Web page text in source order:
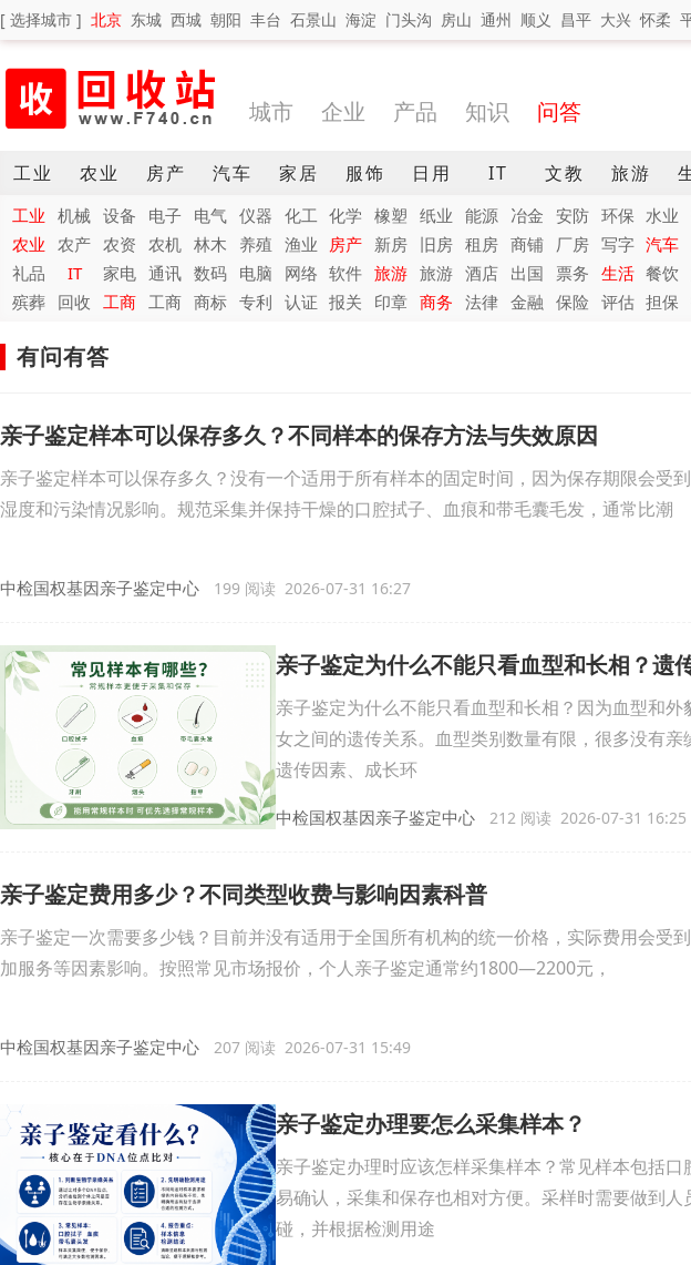
[ 选择城市 ] 北京 东城 西城 朝阳 丰台 石景山 海淀 门头沟 房山 通州 顺义 昌平 大兴 怀柔
城市 企业 产品 知识 问答
工业 农业 房产 汽车 家居 服饰 日用 IT 文教 旅游
工业 机械 设备 电子 电气 仪器 化工 化学 橡塑 纸业 能源 冶金 安防 环保 水业
农业
农产 农资 农机 林木 养殖 渔业 房产 新房 旧房 租房 商铺 厂房 写字 汽车
礼品
IT 家电 通讯 数码 电脑 网络 软件 旅游 旅游 酒店 出国 票务 生活 餐饮
殡葬 回收 工商 工商 商标 专利 认证 报关 印章 商务 法律 金融 保险 评估 担保
有问有答
亲子鉴定样本可以保存多久？不同样本的保存方法与失效原因
亲子鉴定样本可以保存多久？没有一个适用于所有样本的固定时间，因为保存期限会受
湿度和污染情况影响。规范采集并保持干燥的口腔拭子、血痕和带毛囊毛发，通常比潮
中检国权基因亲子鉴定中心 199 阅读 2026-07-31 16:27
亲子鉴定为什么不能只看血型和长相？遗
亲子鉴定为什么不能只看血型和长相？因为血型和
女之间的遗传关系。血型类别数量有限，很多没有
遗传因素、成长环
中检国权基因亲子鉴定中心 212 阅读 2026-07-31 16:25
亲子鉴定费用多少？不同类型收费与影响因素科普
亲子鉴定一次需要多少钱？目前并没有适用于全国所有机构的统一价格，实际费用会受
加服务等因素影响。按照常见市场报价，个人亲子鉴定通常约1800—2200元，
中检国权基因亲子鉴定中心 207 阅读 2026-07-31 15:49
亲子鉴定办理要怎么采集样本？
亲子鉴定办理时应该怎样采集样本？常见样本包括
易确认，采集和保存也相对方便。采样时需要做到
碰，并根据检测用途